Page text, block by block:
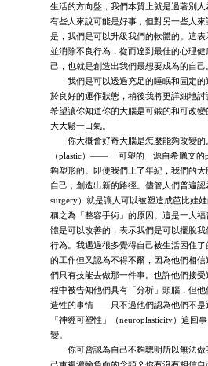
生活的方向盤，我們本質上就是過著別
有些人來說可能是好事，但對另一些人來
是，我們是可以升級我們的軟體的。這
並消除不良行為，從而達到最佳的心理
己，也就是創造出我們最想要成為的自己
我們是可以透過充足的睡眠和固定的
於良好的運作狀態，稍後我將更詳細地
希望讓你知道你的大腦是可鍛的和可改
大大鬆一口氣。
你大概會好奇大腦是怎麼能夠改變的
（plastic）—— 「可塑的」源自希臘文的
夠塑形的。即使我們上了年紀，我們的
自己，創造出新的路徑。儘管人們普遍認
surgery）就是讓人可以被塑造成芭比娃
稱之為「整容手術」的原因。這是一大
體是可以改善的，表示我們是可以擺脫
行為。我遇過很多覺得自己被生活困住
的工作但又認為不得不爾，因為他們相
們只有技能去做那一件事。也許他們接
程中被告知他們具有「分析」頭腦，但
造性的事情——只不過他們認為他們不是
「神經可塑性」（neuroplasticity）這回
變。
你可曾認為自己不夠聰明所以無法做